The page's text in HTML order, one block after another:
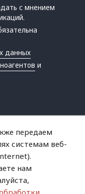
с мнением
данных
и
передаем
системам веб-
нам